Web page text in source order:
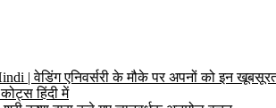
| वेडिंग एनिवर्सरी के मौके पर अपनों को इन
हिंदी में